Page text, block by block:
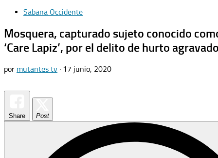
Sabana Occidente
Mosquera, capturado sujeto conocido
‘Care Lapiz’, por el delito de hurto
por mutantes tv · 17 junio, 2020
Share Post